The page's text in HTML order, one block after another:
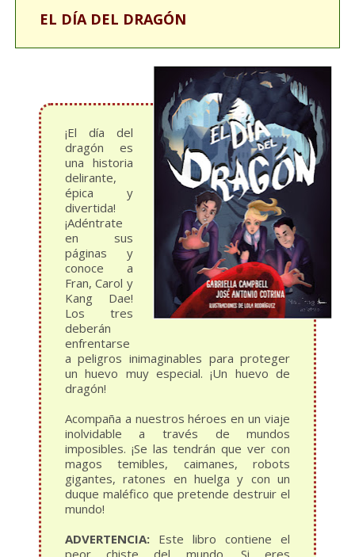
EL DÍA DEL DRAGÓN
¡El día del
dragón es
una historia
delirante,
épica y
divertida!
¡Adéntrate
en sus
páginas y
conoce a
Fran, Carol y
Kang Dae!
Los tres
deberán
enfrentarse
a peligros inimaginables para proteger
un huevo muy especial. ¡Un huevo de
dragón!
Acompaña a nuestros héroes en un viaje
inolvidable a través de mundos
imposibles. ¡Se las tendrán que ver con
magos temibles, caimanes, robots
gigantes, ratones en huelga y con un
duque maléfico que pretende destruir el
mundo!
ADVERTENCIA:Este libro contiene el